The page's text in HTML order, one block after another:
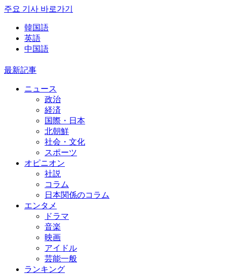
주요 기사 바로가기
韓国語
英語
中国語
最新記事
ニュース
政治
経済
国際・日本
北朝鮮
社会・文化
スポーツ
オピニオン
社説
コラム
日本関係のコラム
エンタメ
ドラマ
音楽
映画
アイドル
芸能一般
ランキング